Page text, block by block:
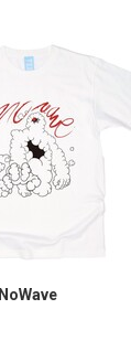
NoWave